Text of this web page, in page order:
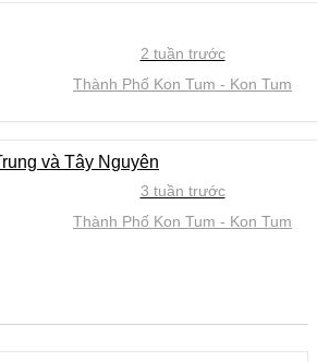
2 tuần trước
Thành Phố Kon Tum Kon Tum
và Tây Nguyên
3 tuần trước
Thành Phố Kon Tum Kon Tum
non
4 tuần trước